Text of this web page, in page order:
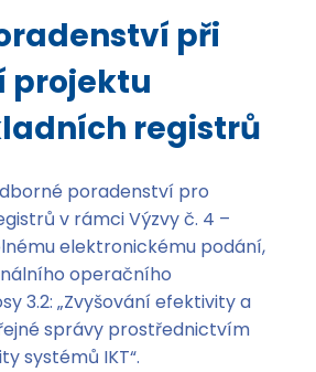
při
projektu
registrů
poradenství pro
v rámci Výzvy č. 4 –
elektronickému podání,
operačního
3.2: „Zvyšování efektivity a
správy prostřednictvím
systémů IKT“.